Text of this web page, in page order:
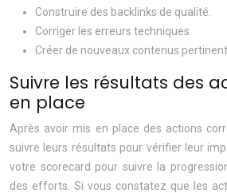
Construire des backlinks de qualité.
Corriger les erreurs techniques.
Créer de nouveaux contenus
Suivre les résultats des
en place
Après avoir mis en place des actions
suivre leurs résultats pour vérifier leur
votre scorecard pour suivre la
des efforts. Si vous constatez que les